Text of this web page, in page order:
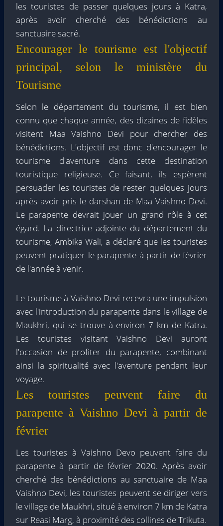
les touristes de passer quelques jours à Katra,
après avoir cherché des bénédictions au
sanctuaire sacré.
Encourager le tourisme est l'objectif
principal, selon le ministère du
Tourisme
Selon le département du tourisme, il est bien
connu que chaque année, des dizaines de fidèles
visitent Maa Vaishno Devi pour chercher des
bénédictions. L'objectif est donc d'encourager le
tourisme d'aventure dans cette destination
touristique religieuse. Ce faisant, ils espèrent
persuader les touristes de rester quelques jours
après avoir pris le darshan de Maa Vaishno Devi.
Le parapente devrait jouer un grand rôle à cet
égard. La directrice adjointe du département du
tourisme, Ambika Wali, a déclaré que les touristes
peuvent pratiquer le parapente à partir de février
de l'année à venir.
Le tourisme à Vaishno Devi recevra une impulsion
avec l'introduction du parapente dans le village de
Maukhri, qui se trouve à environ 7 km de Katra.
Les touristes visitant Vaishno Devi auront
l'occasion de profiter du parapente, combinant
ainsi la spiritualité avec l'aventure pendant leur
voyage.
Les touristes peuvent faire du
parapente à Vaishno Devi à partir de
février
Les touristes à Vaishno Devo peuvent faire du
parapente à partir de février 2020. Après avoir
cherché des bénédictions au sanctuaire de Maa
Vaishno Devi, les touristes peuvent se diriger vers
le village de Maukhri, situé à environ 7 km de Katra
sur Reasi Marg, à proximité des collines de Trikuta.